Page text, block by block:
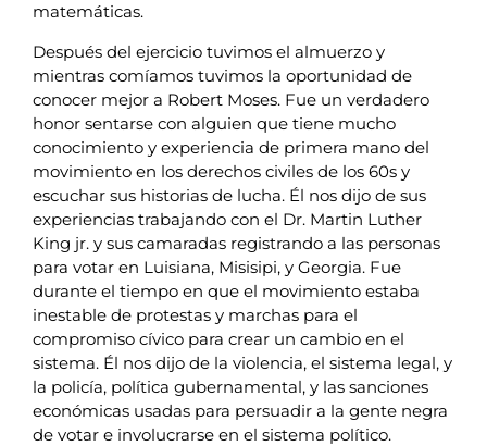
matemáticas.
Después del ejercicio tuvimos el almuerzo y
mientras comíamos tuvimos la oportunidad de
conocer mejor a Robert Moses. Fue un verdadero
honor sentarse con alguien que tiene mucho
conocimiento y experiencia de primera mano del
movimiento en los derechos civiles de los 60s y
escuchar sus historias de lucha. Él nos dijo de sus
experiencias trabajando con el Dr. Martin Luther
King jr. y sus camaradas registrando a las personas
para votar en Luisiana, Misisipi, y Georgia. Fue
durante el tiempo en que el movimiento estaba
inestable de protestas y marchas para el
compromiso cívico para crear un cambio en el
sistema. Él nos dijo de la violencia, el sistema legal, y
la policía, política gubernamental, y las sanciones
económicas usadas para persuadir a la gente negra
de votar e involucrarse en el sistema político.